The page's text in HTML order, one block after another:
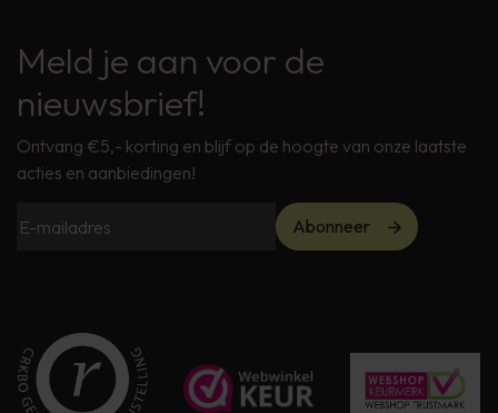
Meld je aan voor de
nieuwsbrief!
Ontvang €5,- korting en blijf op de hoogte van onze laatste
acties en aanbiedingen!
Abonneer